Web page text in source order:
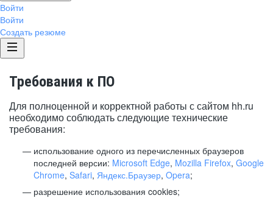
Войти
Войти
Создать резюме
Требования к ПО
Для полноценной и корректной работы с сайтом hh.ru
необходимо соблюдать следующие технические
требования:
использование одного из перечисленных браузеров
последней версии: Microsoft Edge, Mozilla Firefox, Google
Chrome, Safari, Яндекс.Браузер, Opera;
разрешение использования cookies;